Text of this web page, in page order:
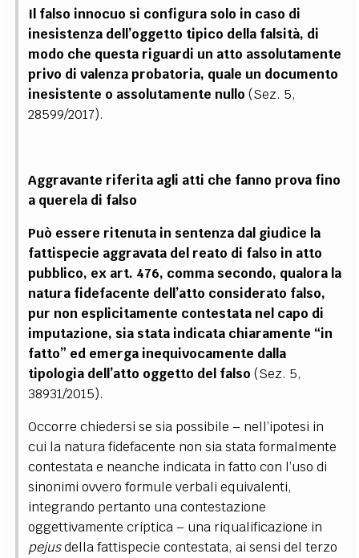
Il falso innocuo si configura solo in caso di
inesistenza dell’oggetto tipico della falsità, di
modo che questa riguardi un atto assolutamente
privo di valenza probatoria, quale un documento
inesistente o assolutamente nullo (Sez. 5,
28599/2017).
Aggravante riferita agli atti che fanno prova fino
a querela di falso
Può essere ritenuta in sentenza dal giudice la
fattispecie aggravata del reato di falso in atto
pubblico, ex art. 476, comma secondo, qualora la
natura fidefacente dell’atto considerato falso,
pur non esplicitamente contestata nel capo di
imputazione, sia stata indicata chiaramente “in
fatto” ed emerga inequivocamente dalla
tipologia dell’atto oggetto del falso (Sez. 5,
38931/2015).
Occorre chiedersi se sia possibile– nell’ipotesi in
cui la natura fidefacente non sia stata formalmente
contestata e neanche indicata in fatto con l’uso di
sinonimi ovvero formule verbali equivalenti,
integrando pertanto una contestazione
oggettivamente criptica– una riqualificazione in
pejusdella fattispecie contestata, ai sensi del terzo